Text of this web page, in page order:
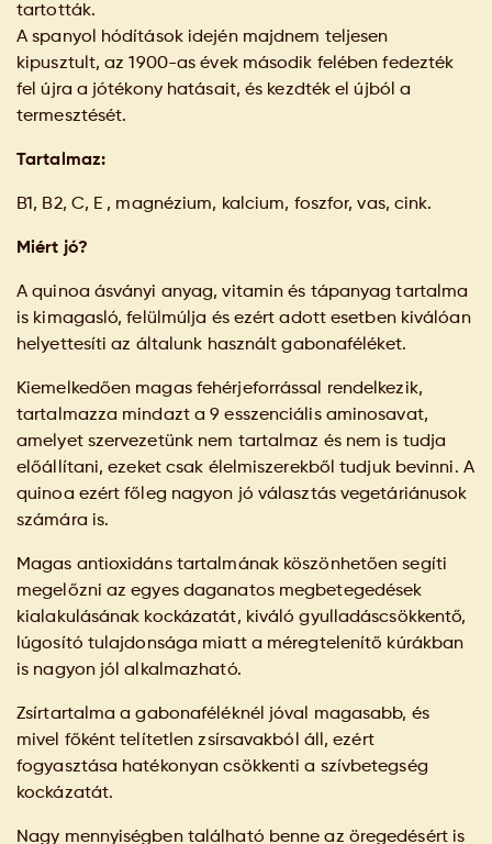
tartották.
A spanyol hódítások idején majdnem teljesen
kipusztult, az 1900-as évek második felében fedezték
fel újra a jótékony hatásait, és kezdték el újból a
termesztését.
Tartalmaz:
B1, B2, C, E , magnézium, kalcium, foszfor, vas, cink.
Miért jó?
A quinoa ásványi anyag, vitamin és tápanyag tartalma
is kimagasló, felülmúlja és ezért adott esetben kiválóan
helyettesíti az általunk használt gabonaféléket.
Kiemelkedően magas fehérjeforrással rendelkezik,
tartalmazza mindazt a 9 esszenciális aminosavat,
amelyet szervezetünk nem tartalmaz és nem is tudja
előállítani, ezeket csak élelmiszerekből tudjuk bevinni. A
quinoa ezért főleg nagyon jó választás vegetáriánusok
számára is.
Magas antioxidáns tartalmának köszönhetően segíti
megelőzni az egyes daganatos megbetegedések
kialakulásának kockázatát, kiváló gyulladáscsökkentő,
lúgosító tulajdonsága miatt a méregtelenítő kúrákban
is nagyon jól alkalmazható.
Zsírtartalma a gabonaféléknél jóval magasabb, és
mivel főként telítetlen zsírsavakból áll, ezért
fogyasztása hatékonyan csökkenti a szívbetegség
kockázatát.
Nagy mennyiségben található benne az öregedésért is